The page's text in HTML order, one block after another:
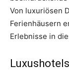
Von luxuriösen
Ferienhäusern
Erlebnisse in